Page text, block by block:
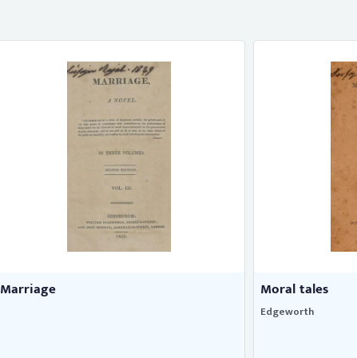
Marriage Moral tales
Edgeworth